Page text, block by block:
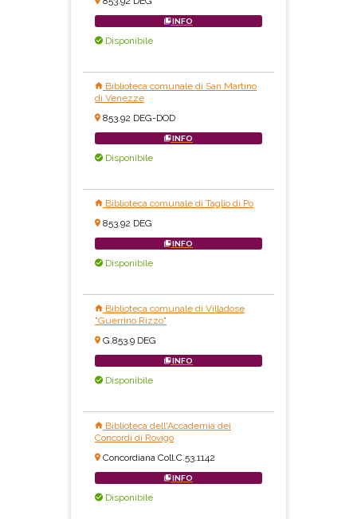
INFO
Disponibile
Biblioteca comunale di San Martino
di Venezze
853.92 DEG-DOD
INFO
Disponibile
Biblioteca comunale di Taglio di Po
853.92 DEG
INFO
Disponibile
Biblioteca comunale di Villadose
"Guerrino Rizzo"
G.853.9 DEG
INFO
Disponibile
Biblioteca dell'Accademia dei
Concordi di Rovigo
Concordiana Coll.C.53.1142
INFO
Disponibile